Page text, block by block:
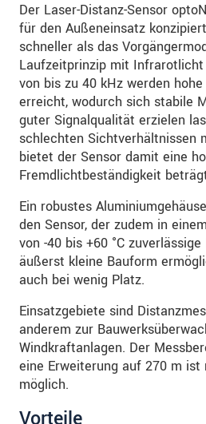
Der Laser-Distanz-Sensor
für den Außeneinsatz
schneller als das
Laufzeitprinzip mit
von bis zu 40 kHz werden
erreicht, wodurch sich stabile
guter Signalqualität erzielen
schlechten Sichtverhältnissen
bietet der Sensor damit eine
Fremdlichtbeständigkeit
Ein robustes
den Sensor, der zudem in
von -40 bis +60 °C
äußerst kleine Bauform
auch bei wenig Platz.
Einsatzgebiete sind
anderem zur
Windkraftanlagen. Der
eine Erweiterung auf 270 m
möglich.